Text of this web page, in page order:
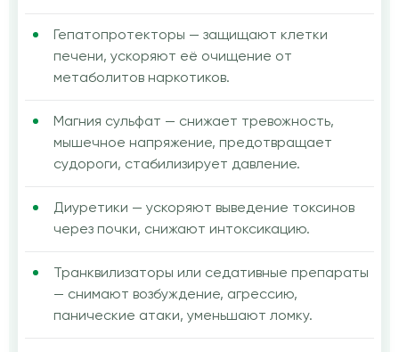
Гепатопротекторы — защищают клетки
печени, ускоряют её очищение от
метаболитов наркотиков.
Магния сульфат — снижает тревожность,
мышечное напряжение, предотвращает
судороги, стабилизирует давление.
Диуретики — ускоряют выведение токсинов
через почки, снижают интоксикацию.
Транквилизаторы или седативные препараты
— снимают возбуждение, агрессию,
панические атаки, уменьшают ломку.